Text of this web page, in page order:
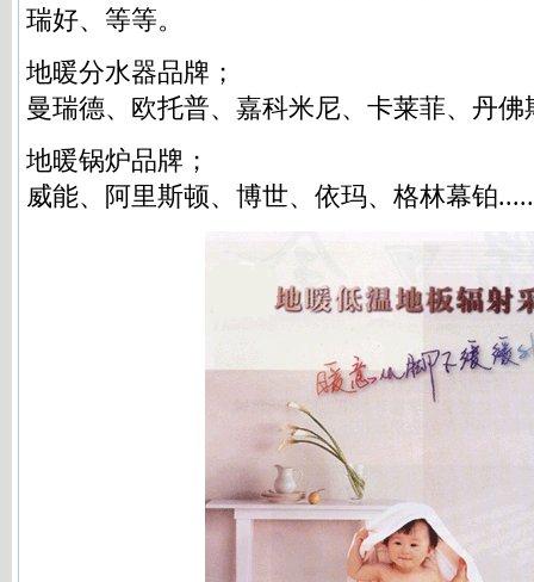
瑞好、等等。
地暖分水器品牌；
曼瑞德、欧托普、嘉科米尼、卡莱菲、丹佛
地暖锅炉品牌；
威能、阿里斯顿、博世、依玛、格林幕铂.....